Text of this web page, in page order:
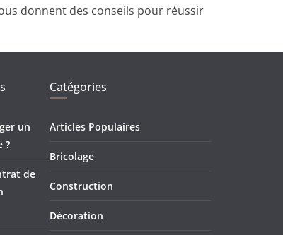
donnent des conseils pour réussir
un
?
de
Catégories
Articles Populaires
Bricolage
Construction
Décoration